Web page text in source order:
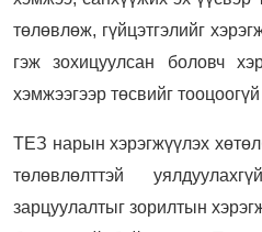
төлөвлөж, гүйцэтгэлийг
гэж зохицуулсан боловч
хэмжээгээр төсвийг
ТЕЗ нарын хэрэгжүүлэх
төлөвлөлттэй
зарцуулалтыг зорилтын